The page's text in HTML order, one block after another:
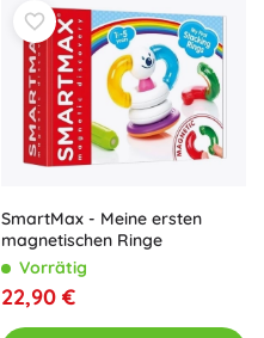
SmartMax - Meine ersten
magnetischen Ringe
Vorrätig
22,90 €